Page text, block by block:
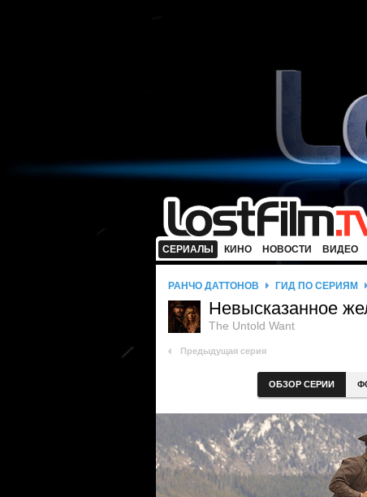
СЕРИАЛЫ КИНО НОВОСТИ ВИДЕО
РАНЧО ДАТТОНОВ ГИД ПО СЕРИЯМ
Невысказанное
The Untold Want
Предыдущая серия
ОБЗОР СЕРИИ